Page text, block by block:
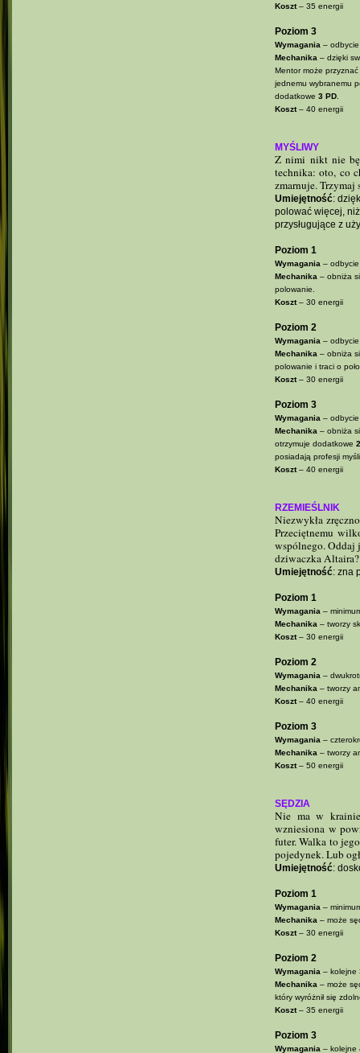
Koszt– 35 energii
Poziom 3
Wymagania –
Mechanika – dzięki
Mentor może przyznać
jednemu wybranemu
dodatkowe 3 PD.
Koszt– 40 energii
MYŚLIWY
Z nimi nikt nie
technika: oto, co
zmarnuje. Trzymaj
Umiejętność:
polować więcej,
przysługujące z
Poziom 1
Wymagania –
Mechanika – obniża
polowanie.
Koszt– 30 energii
Poziom 2
Wymagania –
Mechanika – obniża
polowanie i traci o
Koszt– 30 energii
Poziom 3
Wymagania –
Mechanika – obniża
otrzymuje dodatkowe
posiadają profesji
Koszt– 40 energii
RZEMIEŚLNIK
Niezwykła
Przeciętnemu
wspólnego. Oddaj
dziwaczka Altaira?
Umiejętność: zna
Poziom 1
Wymagania –
Mechanika – tworzy
Koszt– 30 energii
Poziom 2
Wymagania –
Mechanika – tworzy
Koszt– 40 energii
Poziom 3
Wymagania –
Mechanika – tworzy
Koszt– 50 energii
SĘDZIA
Nie ma w
wzniesiona w
futer. Walka to
pojedynek. Lub
Umiejętność:
Poziom 1
Wymagania –
Mechanika – może
Koszt– 30 energii
Poziom 2
Wymagania – kolejne
Mechanika – może
który wyróżnił się
Koszt– 35 energii
Poziom 3
Wymagania – kolejne